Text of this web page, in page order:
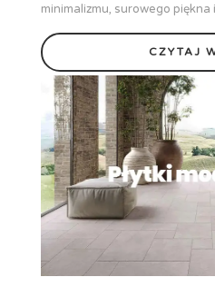
minimalizmu, surowego piękna
CZYTAJ